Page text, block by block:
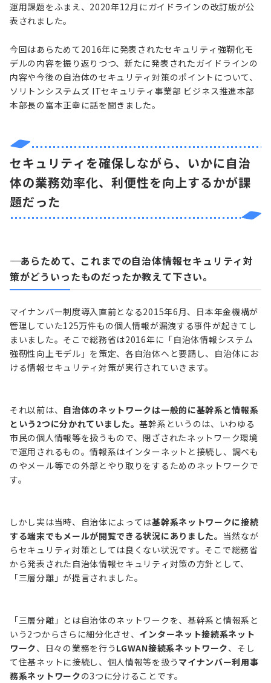
運用課題をふまえ、2020年12月にガイドラインの改訂版が公
表されました。
今回はあらためて2016年に発表されたセキュリティ強靭化モ
デルの内容を振り返りつつ、新たに発表されたガイドラインの
内容や今後の自治体のセキュリティ対策のポイントについて、
ソリトンシステムズ ITセキュリティ事業部 ビジネス推進本部
本部長の富本正幸に話を聞きました。
セキュリティを確保しながら、いかに自治
体の業務効率化、利便性を向上するかが課
題だった
―― あらためて、これまでの自治体情報セキュリティ対
策がどういったものだったか教えて下さい。
マイナンバー制度導入直前となる2015年6月、日本年金機構が
管理していた125万件もの個人情報が漏洩する事件が起きてし
まいました。そこで総務省は2016年に「自治体情報システム
強靭性向上モデル」を策定、各自治体へと要請し、自治体にお
ける情報セキュリティ対策が実行されていきます。
それ以前は、 自治体のネットワークは一般的に基幹系と情報系
という2つに分かれていました。基幹系というのは、いわゆる
市民の個人情報等を扱うもので、閉ざされたネットワーク環境
で運用されるもの。情報系はインターネットと接続し、調べも
のやメール等での外部とやり取りをするためのネットワークで
す。
しかし実は当時、自治体によっては基幹系ネットワークに接続
する端末でもメールが閲覧できる状況にありました。 当然なが
らセキュリティ対策としては良くない状況です。そこで総務省
から発表された自治体情報セキュリティ対策の方針として、
「三層分離」が提言されました。
「三層分離」とは自治体のネットワークを、基幹系と情報系と
いう2つからさらに細分化させ、 インターネット接続系ネット
ワーク、日々の業務を行う LGWAN接続系ネットワーク、そし
て住基ネットに接続し、個人情報等を扱う マイナンバー利用事
務系ネットワークの3つに分けることです。